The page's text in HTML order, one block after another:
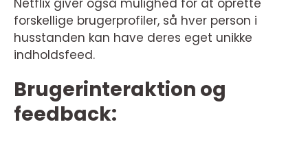
forskellige brugerprofiler, så hver person i
husstanden kan have deres eget unikke
indholdsfeed.
Brugerinteraktion og
feedback: